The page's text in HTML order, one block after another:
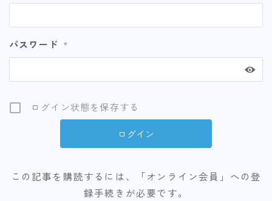
パスワード *
ログイン状態を保存する
この記事を購読するには、「オンライン会員」への登
録手続きが必要です。